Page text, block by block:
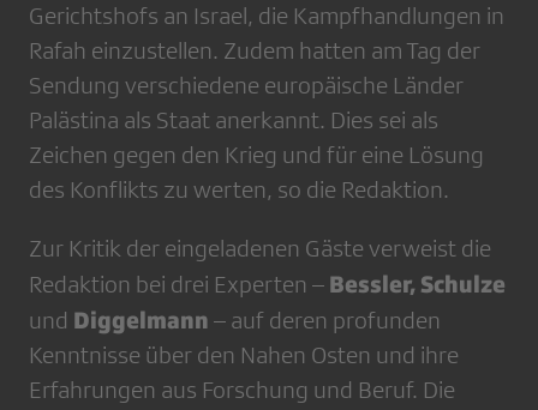
Gerichtshofs an Israel, die Kampfhandlungen in
Rafah einzustellen. Zudem hatten am Tag der
Sendung verschiedene europäische Länder
Palästina als Staat anerkannt. Dies sei als
Zeichen gegen den Krieg und für eine Lösung
des Konflikts zu werten, so die Redaktion.
Zur Kritik der eingeladenen Gäste verweist die
Redaktion bei drei Experten – Bessler, Schulze
und Diggelmann – auf deren profunden
Kenntnisse über den Nahen Osten und ihre
Erfahrungen aus Forschung und Beruf. Die